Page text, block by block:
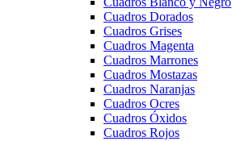
Cuadros Dorados
Cuadros Grises
Cuadros Magenta
Cuadros Marrones
Cuadros Mostazas
Cuadros Naranjas
Cuadros Ocres
Cuadros Óxidos
Cuadros Rojos